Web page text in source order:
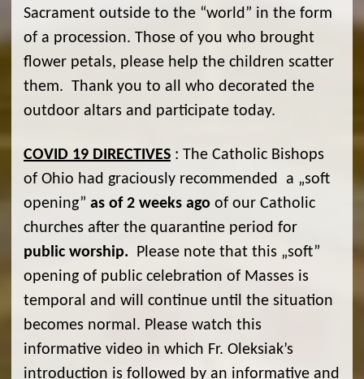
Sacrament outside to the “world” in the form
of a procession. Those of you who brought
flower petals, please help the children scatter
them. Thank you to all who decorated the
outdoor altars and participate today.
COVID 19 DIRECTIVES : The Catholic Bishops
of Ohio had graciously recommended a „soft
opening” as of 2 weeks ago of our Catholic
churches after the quarantine period for
public worship. Please note that this „soft”
opening of public celebration of Masses is
temporal and will continue until the situation
becomes normal. Please watch this
informative video in which Fr. Oleksiak’s
introduction is followed by an informative and